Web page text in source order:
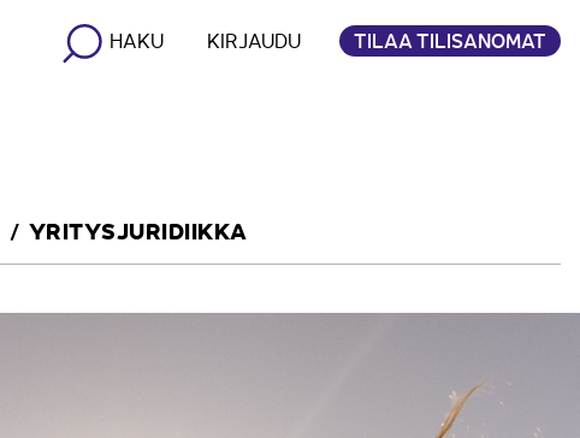
HAKU KIRJAUDU TILAA TILISANOMAT
YRITYSJURIDIIKKA